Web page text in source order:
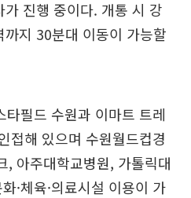
진행 중이다. 개통 시 강
지 30분대 이동이 가능할
필드 수원과 이마트 트레
접해 있으며 수원월드컵경
, 아주대학교병원, 가톨릭대
·체육·의료시설 이용이 가